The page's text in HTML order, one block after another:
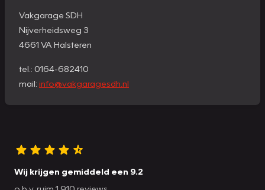
Vakgarage SDH
Nijverheidsweg 3
4661 VA Halsteren
tel.: 0164-682410
mail: info@vakgaragesdh.nl
Wij krijgen gemiddeld een 9.2